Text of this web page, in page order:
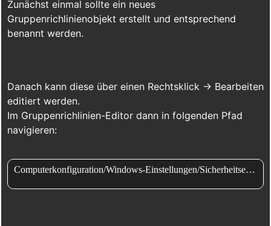
Zunächst einmal sollte ein neues
Gruppenrichlinienobjekt erstellt und entsprechend
benannt werden.
Danach kann diese über einen Rechtsklick -> Bearbeiten
editiert werden.
Im Gruppenrichlinien-Editor dann in folgenden Pfad
navigieren:
Computerkonfiguration/Windows-Einstellungen/Sicherheitseinstellungen/Richtlinien für öffentliche Schlüssel/Vertrauenswürdige Stammzertifizierungsstellen/